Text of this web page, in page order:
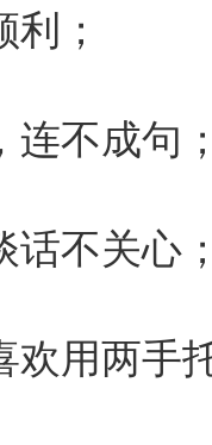
；
不成句
不关心
用两手